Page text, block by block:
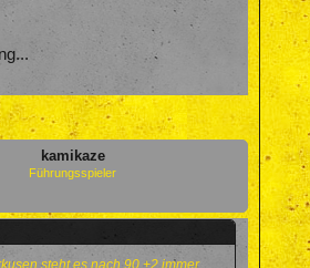
kamikaze
Führungsspieler
steht es nach 90.+2 immer